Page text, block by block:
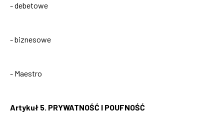
- debetowe
- biznesowe
- Maestro
Artykuł 5. PRYWATNOŚĆ I POUFNOŚĆ